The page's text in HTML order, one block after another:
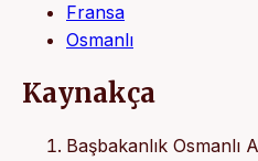
Fransa
Osmanlı
Kaynakça
Başbakanlık Osmanlı